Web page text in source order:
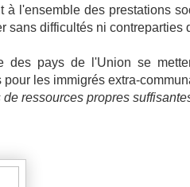
à l'ensemble des prestations
sans difficultés ni contreparties
des pays de l'Union se
les immigrés extra-
ressources propres